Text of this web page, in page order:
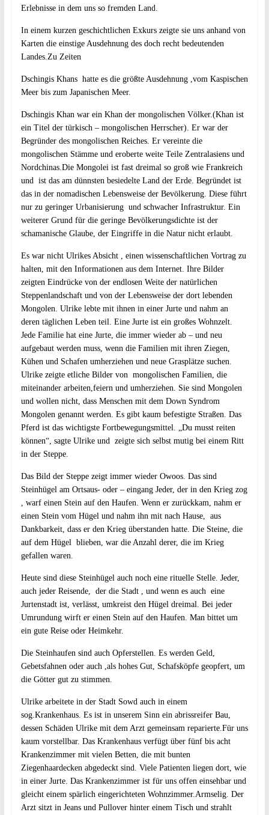
Erlebnisse in dem uns so fremden Land.
In einem kurzen geschichtlichen Exkurs zeigte sie uns anhand von
Karten die einstige Ausdehnung des doch recht bedeutenden
Landes.Zu Zeiten
Dschingis Khans hatte es die größte Ausdehnung ,vom Kaspischen
Meer bis zum Japanischen Meer.
Dschingis Khan war ein Khan der mongolischen Völker.(Khan ist
ein Titel der türkisch – mongolischen Herrscher). Er war der
Begründer des mongolischen Reiches. Er vereinte die
mongolischen Stämme und eroberte weite Teile Zentralasiens und
Nordchinas.Die Mongolei ist fast dreimal so groß wie Frankreich
und ist das am dünnsten besiedelte Land der Erde. Begründet ist
das in der nomadischen Lebensweise der Bevölkerung. Diese führt
nur zu geringer Urbanisierung und schwacher Infrastruktur. Ein
weiterer Grund für die geringe Bevölkerungsdichte ist der
schamanische Glaube, der Eingriffe in die Natur nicht erlaubt.
Es war nicht Ulrikes Absicht , einen wissenschaftlichen Vortrag zu
halten, mit den Informationen aus dem Internet. Ihre Bilder
zeigten Eindrücke von der endlosen Weite der natürlichen
Steppenlandschaft und von der Lebensweise der dort lebenden
Mongolen. Ulrike lebte mit ihnen in einer Jurte und nahm an
deren täglichen Leben teil. Eine Jurte ist ein großes Wohnzelt.
Jede Familie hat eine Jurte, die immer wieder ab – und neu
aufgebaut werden muss, wenn die Familien mit ihren Ziegen,
Kühen und Schafen umherziehen und neue Grasplätze suchen.
Ulrike zeigte etliche Bilder von mongolischen Familien, die
miteinander arbeiten,feiern und umherziehen. Sie sind Mongolen
und wollen nicht, dass Menschen mit dem Down Syndrom
Mongolen genannt werden. Es gibt kaum befestigte Straßen. Das
Pferd ist das wichtigste Fortbewegungsmittel. „Du musst reiten
können“, sagte Ulrike und zeigte sich selbst mutig bei einem Ritt
in der Steppe.
Das Bild der Steppe zeigt immer wieder Owoos. Das sind
Steinhügel am Ortsaus- oder – eingang Jeder, der in den Krieg zog
, warf einen Stein auf den Haufen. Wenn er zurückkam, nahm er
einen Stein vom Hügel und nahm ihn mit nach Hause, aus
Dankbarkeit, dass er den Krieg überstanden hatte. Die Steine, die
auf dem Hügel blieben, war die Anzahl derer, die im Krieg
gefallen waren.
Heute sind diese Steinhügel auch noch eine rituelle Stelle. Jeder,
auch jeder Reisende, der die Stadt , und wenn es auch eine
Jurtenstadt ist, verlässt, umkreist den Hügel dreimal. Bei jeder
Umrundung wirft er einen Stein auf den Haufen. Man bittet um
ein gute Reise oder Heimkehr.
Die Steinhaufen sind auch Opferstellen. Es werden Geld,
Gebetsfahnen oder auch ,als hohes Gut, Schafsköpfe geopfert, um
die Götter gut zu stimmen.
Ulrike arbeitete in der Stadt Sowd auch in einem
sog.Krankenhaus. Es ist in unserem Sinn ein abrissreifer Bau,
dessen Schäden Ulrike mit dem Arzt gemeinsam reparierte.Für uns
kaum vorstellbar. Das Krankenhaus verfügt über fünf bis acht
Krankenzimmer mit vielen Betten, die mit bunten
Ziegenhaardecken abgedeckt sind. Viele Patienten liegen dort, wie
in einer Jurte. Das Krankenzimmer ist für uns offen einsehbar und
gleicht einem spärlich eingerichteten Wohnzimmer.Armselig. Der
Arzt sitzt in Jeans und Pullover hinter einem Tisch und strahlt